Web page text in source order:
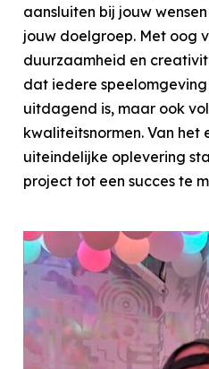
aansluiten bij jouw
jouw doelgroep. Met oog
duurzaamheid en
dat iedere
uitdagend is, maar ook
kwaliteitsnormen. Van het
uiteindelijke oplevering
project tot een succes te